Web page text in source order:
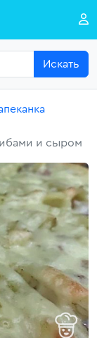
Искать
и сыром